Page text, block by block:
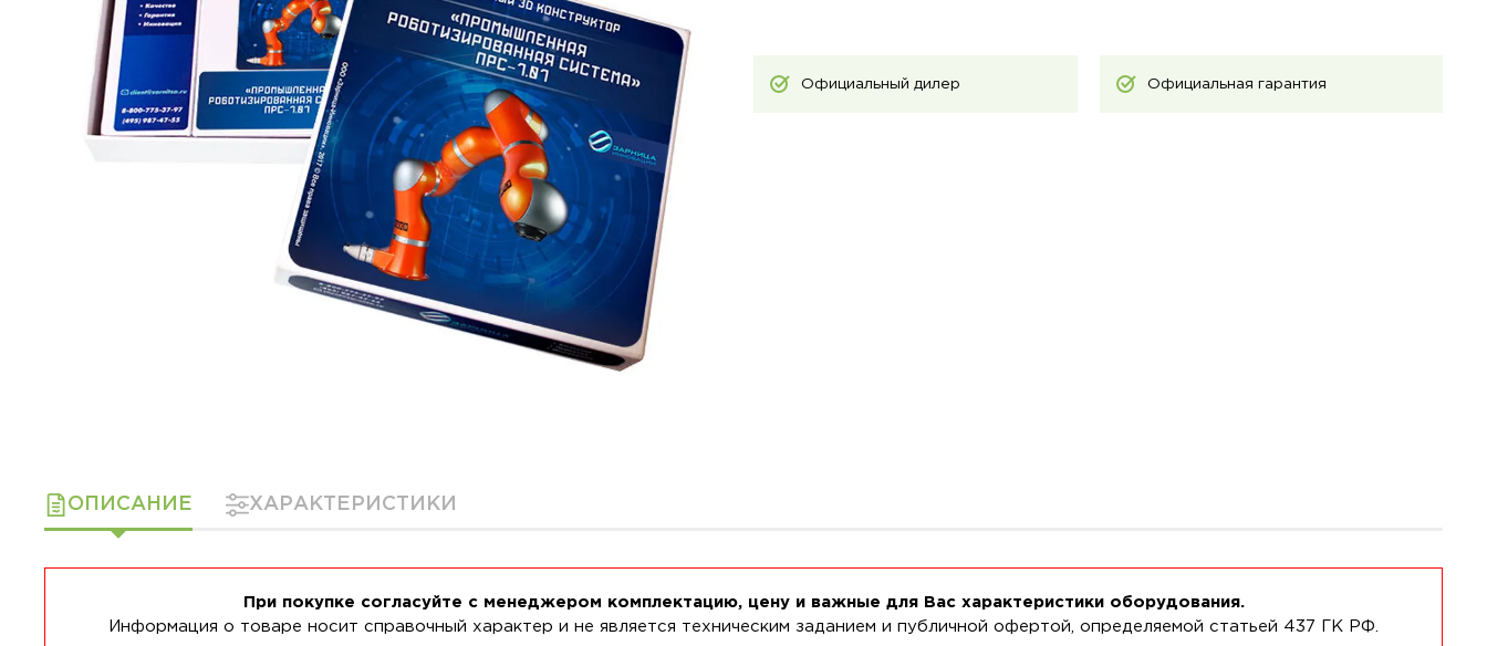
Официальный дилер Официальная гарантия
ОПИСАНИЕ ХАРАКТЕРИСТИКИ
При покупке согласуйте с менеджером комплектацию, цену и важные для Вас характеристики оборудования.
Информация о товаре носит справочный характер и не является техническим заданием и публичной офертой, определяемой статьей 437 ГК РФ.